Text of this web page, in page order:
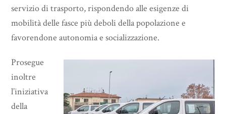
servizio di trasporto, rispondendo alle esigenze di
mobilità delle fasce più deboli della popolazione e
favorendone autonomia e socializzazione.
Prosegue
inoltre
l’iniziativa
della